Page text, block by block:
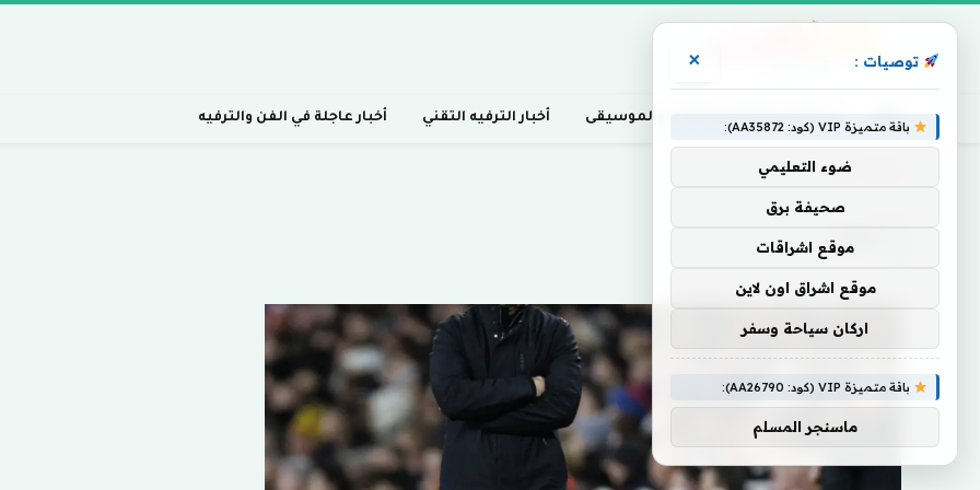
أخبار السينما، التلفزيون، والموسيقى أخبار الترفيه التقني أخبار عاجلة في الفن والترفيه
ألهم
توصيات : ×
باقة متميزة VIP (كود: AA35872):
ضوء التعليمي
صحيفة برق
موقع اشراقات
موقع اشراق اون لاين
اركان سياحة وسفر
باقة متميزة VIP (كود: AA26790):
ماسنجر المسلم